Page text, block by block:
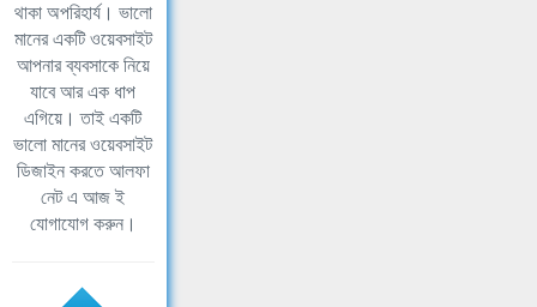
থাকা অপরিহার্য। ভালো
মানের একটি ওয়েবসাইট
আপনার ব্যবসাকে নিয়ে
যাবে আর এক ধাপ
এগিয়ে। তাই একটি
ভালো মানের ওয়েবসাইট
ডিজাইন করতে আলফা
নেট এ আজ ই
যোগাযোগ করুন।